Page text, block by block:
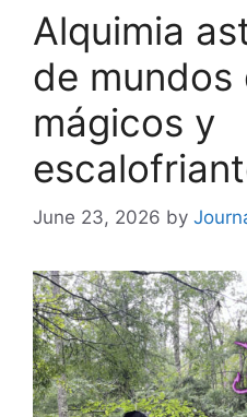
Alquimia
de mundos
mágicos y
June 23, 2026 by